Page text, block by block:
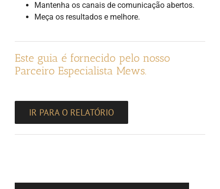
Mantenha os canais de comunicação abertos.
Meça os resultados e melhore.
Este guia é fornecido pelo nosso
Parceiro Especialista Mews.
IR PARA O RELATÓRIO